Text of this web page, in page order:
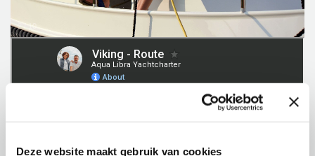
Deze website maakt gebruik van cookies
2 10